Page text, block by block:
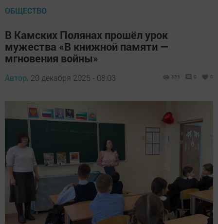
ОБЩЕСТВО
В Камских Полянах прошёл урок
мужества «В книжной памяти —
мгновения войны»
Автор, 20 декабря 2025 - 08:03 353 0 0